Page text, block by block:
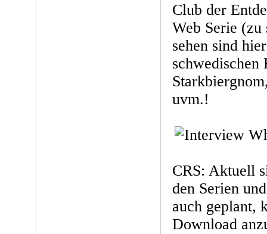
Club der
Web Serie (zu
sehen sind
schwedischen
uvm.!
CRS: Aktuell
den Serien
auch geplant,
Download